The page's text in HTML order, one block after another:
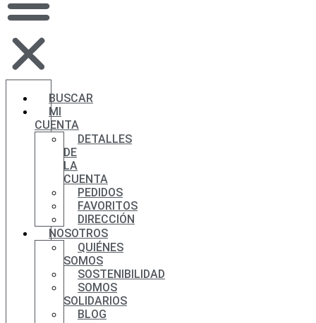
BUSCAR
MI
CUENTA
DETALLES
DE
LA
CUENTA
PEDIDOS
FAVORITOS
DIRECCIÓN
NOSOTROS
QUIÉNES
SOMOS
SOSTENIBILIDAD
SOMOS
SOLIDARIOS
BLOG